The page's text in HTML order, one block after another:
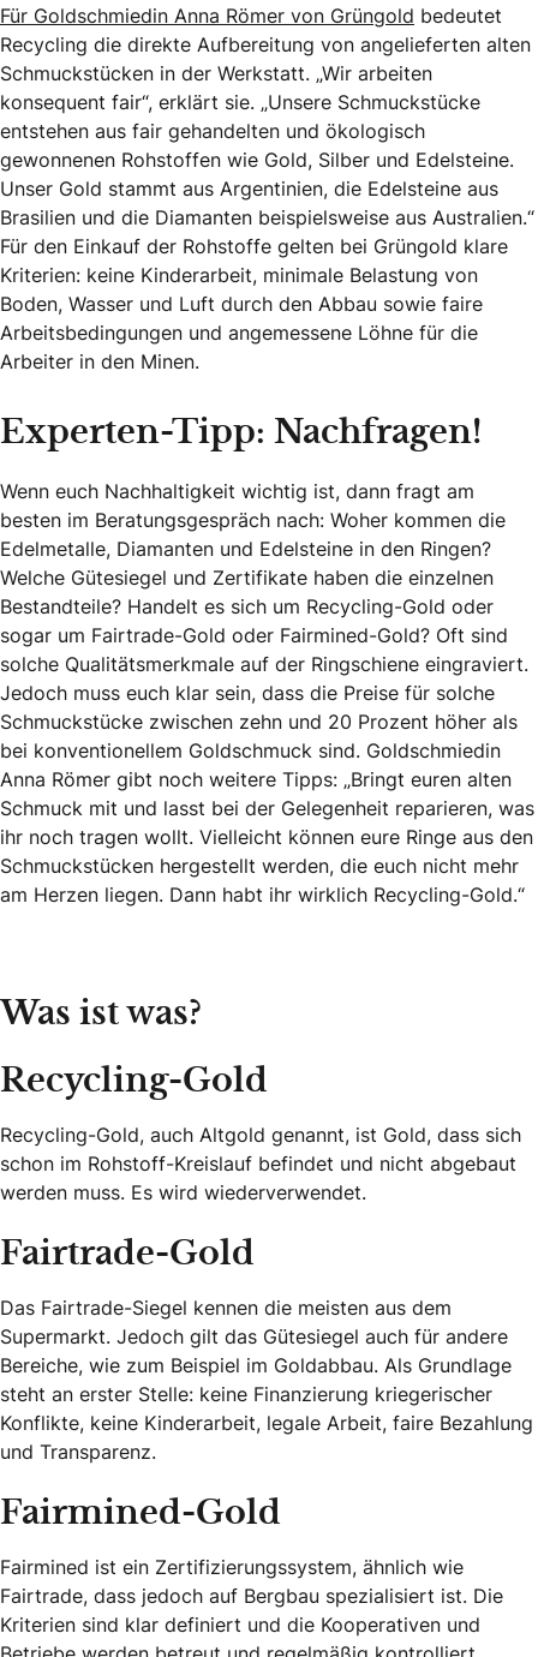
Für Goldschmiedin Anna Römer von Grüngold bedeutet
Recycling die direkte Aufbereitung von angelieferten alten
Schmuckstücken in der Werkstatt. „Wir arbeiten
konsequent fair“, erklärt sie. „Unsere Schmuckstücke
entstehen aus fair gehandelten und ökologisch
gewonnenen Rohstoffen wie Gold, Silber und Edelsteine.
Unser Gold stammt aus Argentinien, die Edelsteine aus
Brasilien und die Diamanten beispielsweise aus Australien.“
Für den Einkauf der Rohstoffe gelten bei Grüngold klare
Kriterien: keine Kinderarbeit, minimale Belastung von
Boden, Wasser und Luft durch den Abbau sowie faire
Arbeitsbedingungen und angemessene Löhne für die
Arbeiter in den Minen.
Experten-Tipp: Nachfragen!
Wenn euch Nachhaltigkeit wichtig ist, dann fragt am
besten im Beratungsgespräch nach: Woher kommen die
Edelmetalle, Diamanten und Edelsteine in den Ringen?
Welche Gütesiegel und Zertifikate haben die einzelnen
Bestandteile? Handelt es sich um Recycling-Gold oder
sogar um Fairtrade-Gold oder Fairmined-Gold? Oft sind
solche Qualitätsmerkmale auf der Ringschiene eingraviert.
Jedoch muss euch klar sein, dass die Preise für solche
Schmuckstücke zwischen zehn und 20 Prozent höher als
bei konventionellem Goldschmuck sind. Goldschmiedin
Anna Römer gibt noch weitere Tipps: „Bringt euren alten
Schmuck mit und lasst bei der Gelegenheit reparieren, was
ihr noch tragen wollt. Vielleicht können eure Ringe aus den
Schmuckstücken hergestellt werden, die euch nicht mehr
am Herzen liegen. Dann habt ihr wirklich Recycling-Gold.“
Was ist was?
Recycling-Gold
Recycling-Gold, auch Altgold genannt, ist Gold, dass sich
schon im Rohstoff-Kreislauf befindet und nicht abgebaut
werden muss. Es wird wiederverwendet.
Fairtrade-Gold
Das Fairtrade-Siegel kennen die meisten aus dem
Supermarkt. Jedoch gilt das Gütesiegel auch für andere
Bereiche, wie zum Beispiel im Goldabbau. Als Grundlage
steht an erster Stelle: keine Finanzierung kriegerischer
Konflikte, keine Kinderarbeit, legale Arbeit, faire Bezahlung
und Transparenz.
Fairmined-Gold
Fairmined ist ein Zertifizierungssystem, ähnlich wie
Fairtrade, dass jedoch auf Bergbau spezialisiert ist. Die
Kriterien sind klar definiert und die Kooperativen und